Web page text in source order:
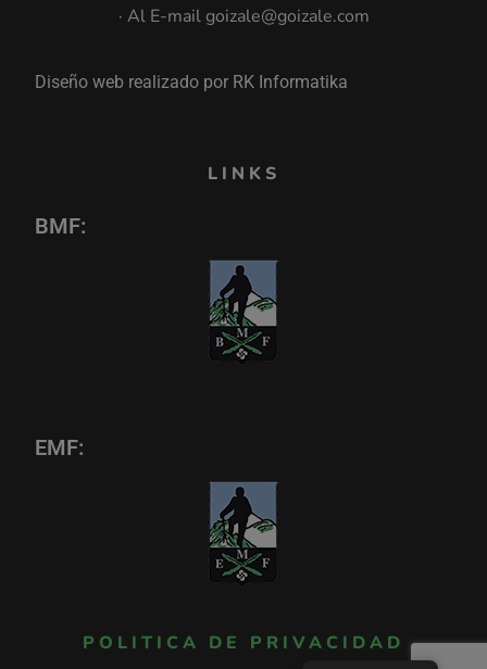
· Al E-mail goizale@goizale.com
Diseño web realizado por RK Informatika
LINKS
BMF:
EMF:
POLITICA DE PRIVACIDAD